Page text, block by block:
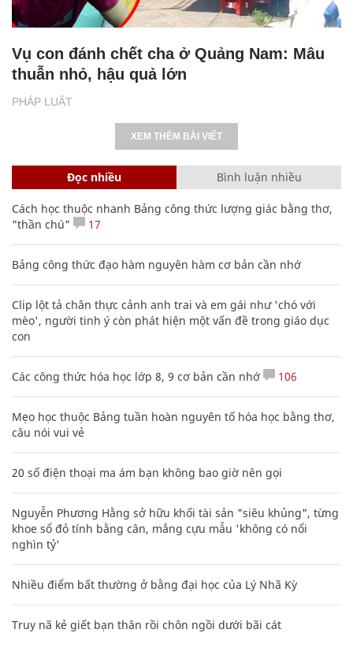
PHÁP LUẬT
Vụ con đánh chết cha ở Quảng Nam: Mâu
thuẫn nhỏ, hậu quả lớn
XEM THÊM BÀI VIẾT
Đọc nhiều Bình luận nhiều
Cách học thuộc nhanh Bảng công thức lượng giác bằng thơ,
"thần chú"
17
Bảng công thức đạo hàm nguyên hàm cơ bản cần nhớ
Clip lột tả chân thực cảnh anh trai và em gái như 'chó với
mèo', người tinh ý còn phát hiện một vấn đề trong giáo dục
con
Các công thức hóa học lớp 8, 9 cơ bản cần nhớ 106
Mẹo học thuộc Bảng tuần hoàn nguyên tố hóa học bằng thơ,
câu nói vui vẻ
20 số điện thoại ma ám bạn không bao giờ nên gọi
Nguyễn Phương Hằng sở hữu khối tài sản "siêu khủng", từng
khoe sổ đỏ tính bằng cân, mắng cựu mẫu 'không có nổi
nghìn tỷ'
Nhiều điểm bất thường ở bằng đại học của Lý Nhã Kỳ
Truy nã kẻ giết bạn thân rồi chôn ngồi dưới bãi cát